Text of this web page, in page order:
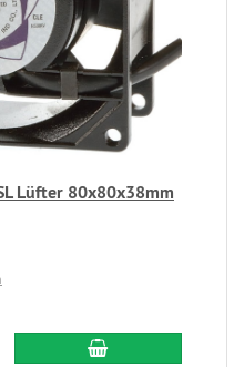
Lüfter 80x80x38mm